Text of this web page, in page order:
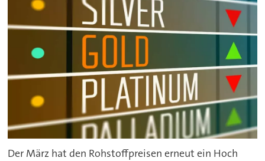
Der März hat den Rohstoffpreisen erneut ein Hoch